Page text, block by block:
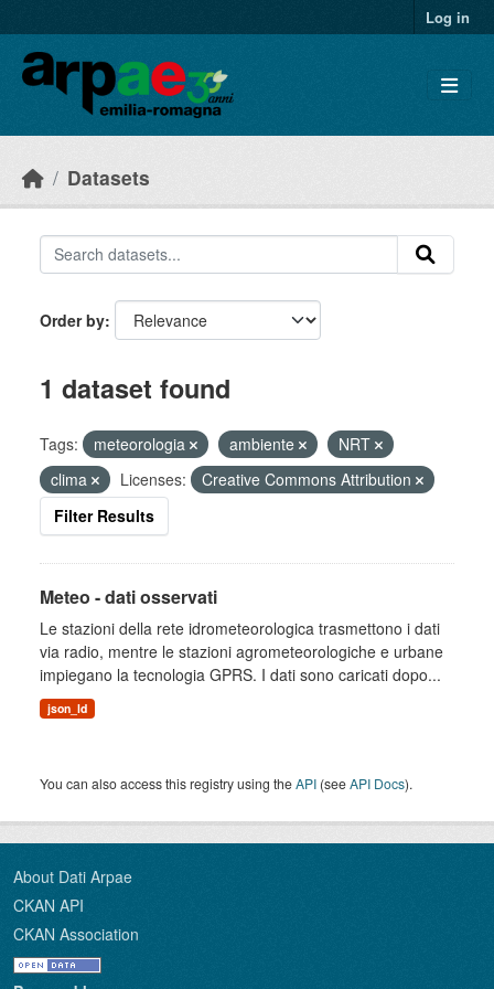
Log in
Datasets
Order by
1 dataset found
Tags: meteorologia ambiente
NRT
clima
Licenses:
Creative Commons Attribution
Filter Results
Meteo - dati osservati
Le stazioni della rete idrometeorologica trasmettono i dati
via radio, mentre le stazioni agrometeorologiche e urbane
impiegano la tecnologia GPRS. I dati sono caricati dopo...
json_ld
You can also access this registry using theAPI (seeAPI Docs).
About Dati Arpae
CKAN API
CKAN Association